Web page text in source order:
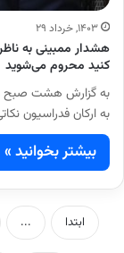
۱۴۰۳, خرداد ۲۹
هشدار ممبینی به
کنید محروم می‌شوید
به گزارش هشت صبح و
به ارکان فدراسیون
بیشتر بخوانید »
ابتدا ...